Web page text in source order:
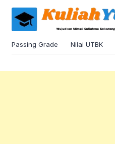
Passing Grade Nilai UTBK